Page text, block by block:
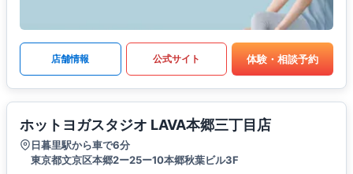
店舗情報 公式サイト 体験・相談予約
ホットヨガスタジオ LAVA本郷三丁目店
日暮里駅から車で6分
東京都文京区本郷2ー25ー10本郷秋葉ビル3F